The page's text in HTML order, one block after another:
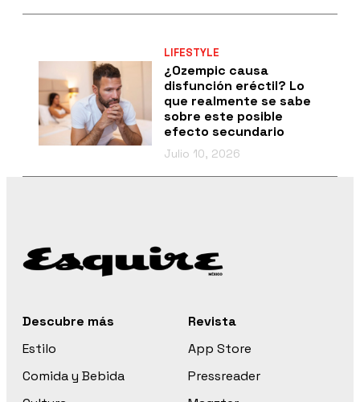
LIFESTYLE
¿Ozempic causa
disfunción eréctil? Lo
que realmente se sabe
sobre este posible
efecto secundario
Julio 10, 2026
Descubre más
Estilo
Comida y Bebida
Revista
App Store
Pressreader